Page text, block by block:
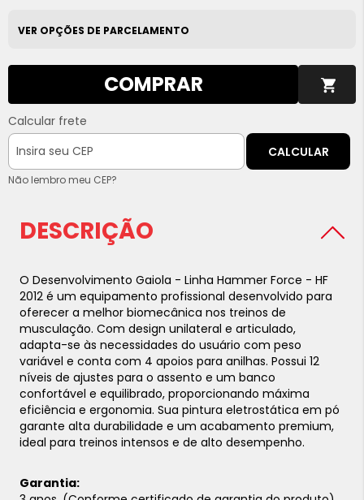
VER OPÇÕES DE PARCELAMENTO
COMPRAR
Calcular frete
CALCULAR
Não lembro meu CEP?
DESCRIÇÃO
O Desenvolvimento Gaiola - Linha Hammer Force - HF
2012 é um equipamento profissional desenvolvido para
oferecer a melhor biomecânica nos treinos de
musculação. Com design unilateral e articulado,
adapta-se às necessidades do usuário com peso
variável e conta com 4 apoios para anilhas. Possui 12
níveis de ajustes para o assento e um banco
confortável e equilibrado, proporcionando máxima
eficiência e ergonomia. Sua pintura eletrostática em pó
garante alta durabilidade e um acabamento premium,
ideal para treinos intensos e de alto desempenho.
Garantia: